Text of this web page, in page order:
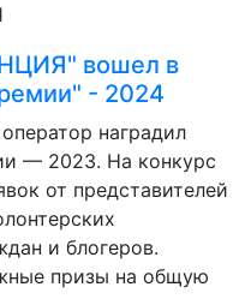
вошел в
- 2024
наградил
— 2023. На конкурс
от представителей
и блогеров.
призы на общую